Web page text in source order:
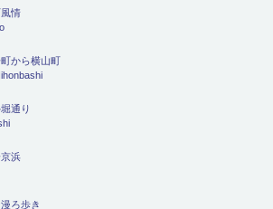
情
から横山町
通り
浜
ろ歩き